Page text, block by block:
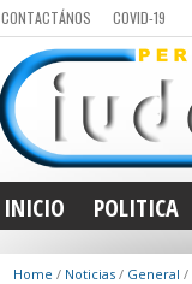
CONTACTÁNOS COVID-19
INICIO POLITICA
Home / Noticias / General /